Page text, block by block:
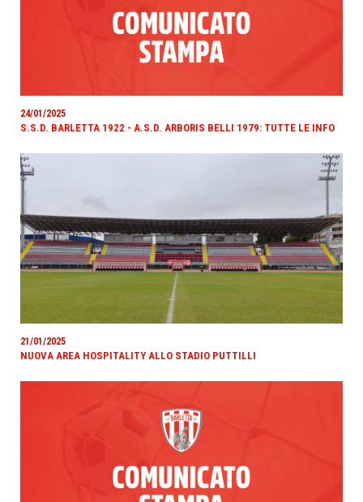
24/01/2025
S.S.D. BARLETTA 1922 - A.S.D. ARBORIS BELLI 1979: TUTTE LE INFO
21/01/2025
NUOVA AREA HOSPITALITY ALLO STADIO PUTTILLI